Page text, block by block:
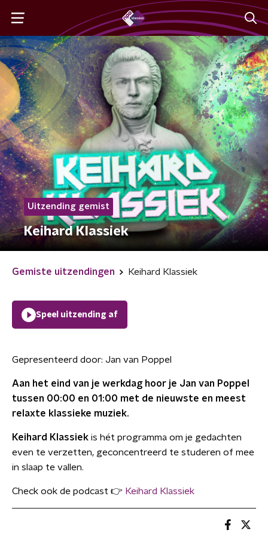
Uitzending gemist
Keihard Klassiek
Gemiste uitzendingen Keihard Klassiek
Speel uitzending af
Gepresenteerd door: Jan van Poppel
Aan het eind van je werkdag hoor je Jan van Poppel
tussen 00:00 en 01:00 met de nieuwste en meest
relaxte klassieke muziek.
Keihard Klassiek is hét programma om je gedachten
even te verzetten, geconcentreerd te studeren of mee
in slaap te vallen.
Check ook de podcast 👉 Keihard Klassiek